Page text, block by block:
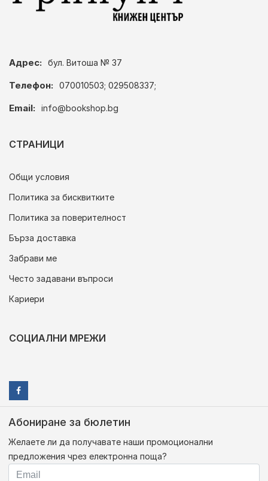
Адрес: бул. Витоша № 37
Телефон: 070010503; 029508337;
Email: info@bookshop.bg
СТРАНИЦИ
Общи условия
Политика за бисквитките
Политика за поверителност
Бърза доставка
Забрави ме
Често задавани въпроси
Кариери
СОЦИАЛНИ МРЕЖИ
Абониране за бюлетин
Желаете ли да получавате наши промоционални
предложения чрез електронна поща?